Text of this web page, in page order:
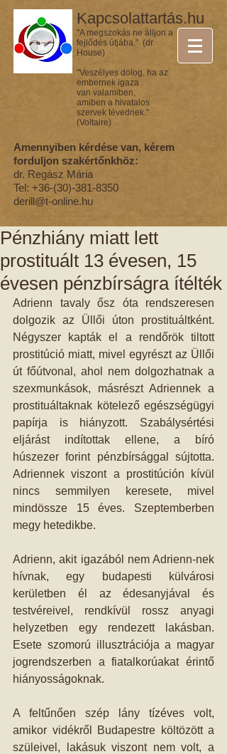
Kapcsolattartás.hu
"A megszokás ne álljon a
fejlődés útjába." (dr.
House)
"Veszélyes dolog, ha az
embernek igaza
van valamiben,
amiben a hivatalos
szervek tévednek."
(Voltaire)
Amennyiben kérdése van, kérem
forduljon szakértőnkhöz:
dr. Regász Mária
Tel: +36-(30)-381-8350
derill@t-online.hu
Pénzhiány miatt lett
prostituált 13 évesen, 15
évesen pénzbírságra ítélték
Adrienn tavaly ősz óta rendszeresen
dolgozik az Üllői úton prostituáltként.
Négyszer kapták el a rendőrök tiltott
prostitúció miatt, mivel egyrészt az Üllői
út főútvonal, ahol nem dolgozhatnak a
szexmunkások, másrészt Adriennek a
prostituáltaknak kötelező egészségügyi
papírja is hiányzott. Szabálysértési
eljárást indítottak ellene, a bíró
húszezer forint pénzbírsággal sújtotta.
Adriennek viszont a prostitúción kívül
nincs semmilyen keresete, mivel
mindössze 15 éves. Szeptemberben
megy hetedikbe.
Adrienn, akit igazából nem Adrienn-nek
hívnak, egy budapesti külvárosi
kerületben él az édesanyjával és
testvéreivel, rendkívül rossz anyagi
helyzetben egy rendezett lakásban.
Esete szomorú illusztrációja a magyar
jogrendszerben a fiatalkorúakat érintő
hiányosságoknak.
A feltűnően szép lány tízéves volt,
amikor vidékről Budapestre költözött a
szüleivel, lakásuk viszont nem volt, a